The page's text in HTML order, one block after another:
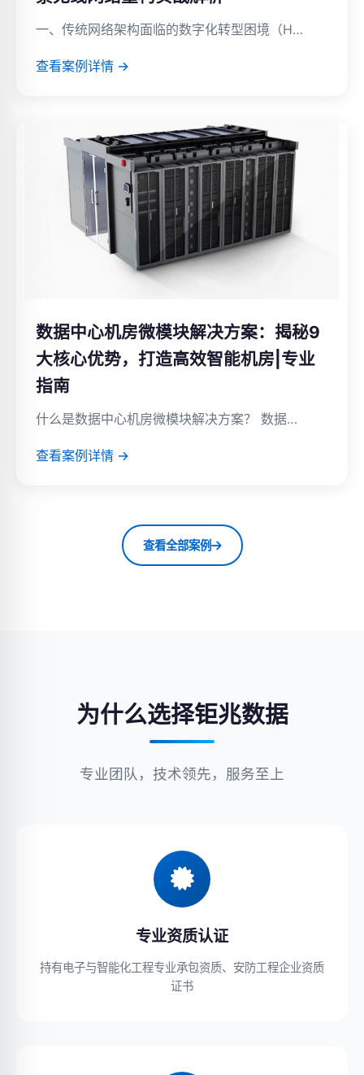
一、传统网络架构面临的数字化转型困境（H…
查看案例详情 →
数据中心机房微模块解决方案：揭秘9
大核心优势，打造高效智能机房|专业
指南
什么是数据中心机房微模块解决方案？ 数据…
查看案例详情 →
查看全部案例
为什么选择钜兆数据
专业团队，技术领先，服务至上
专业资质认证
持有电子与智能化工程专业承包资质、安防工程企业资质
证书